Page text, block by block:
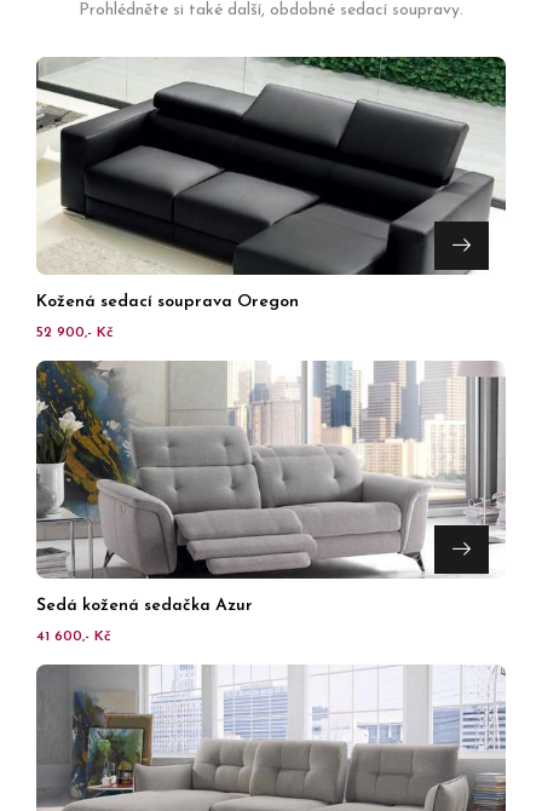
Prohlédněte si také další, obdobné sedací soupravy.
Kožená sedací souprava Oregon
52 900,- Kč
Šedá kožená sedačka Azur
41 600,- Kč